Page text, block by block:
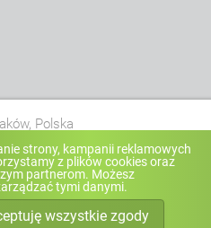
Polska
strony, kampanii reklamowych
z plików cookies oraz
partnerom. Możesz
tymi danymi.
wszystkie zgody